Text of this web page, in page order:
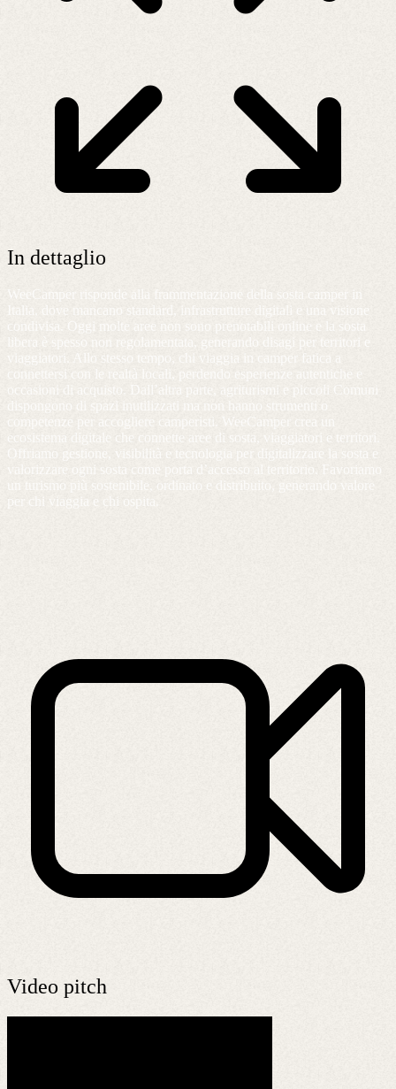
In dettaglio
WeeCamper risponde alla frammentazione della sosta camper in
Italia, dove mancano standard, infrastrutture digitali e una visione
condivisa. Oggi molte aree non sono prenotabili online e la sosta
libera è spesso non regolamentata, generando disagi per territori e
viaggiatori. Allo stesso tempo, chi viaggia in camper fatica a
connettersi con le realtà locali, perdendo esperienze autentiche e
occasioni di acquisto. Dall’altra parte, agriturismi e piccoli Comuni
dispongono di spazi inutilizzati ma non hanno strumenti o
competenze per accogliere camperisti. WeeCamper crea un
ecosistema digitale che connette aree di sosta, viaggiatori e territori.
Offriamo gestione, visibilità e tecnologia per digitalizzare la sosta e
valorizzare ogni sosta come porta d’accesso al territorio. Favoriamo
un turismo più sostenibile, ordinato e distribuito, generando valore
per chi viaggia e chi ospita.
Video pitch